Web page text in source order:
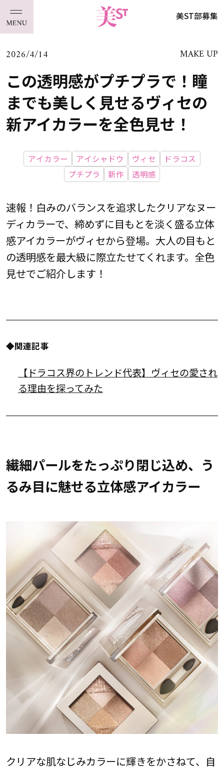
美ST部募集
2026/4/14 MAKE UP
この透明感がプチプラで！瞳
までも美しく見せるヴィセの
新アイカラーを全色見せ！
アイカラー アイシャドウ ヴィセ
ドラコス
プチプラ
新作 透明感
速報！白みのバランスを追求したクリアなヌー
ディカラーで、締めずに目もとを淡く盛る立体
感アイカラーがヴィセから登場。大人の目もと
の透明感を最大級に際立たせてくれます。全色
見せでご紹介します！
◆関連記事
【ドラコス界のトレンド代表】ヴィセの愛され
る理由を探ってみた
繊細パールをたっぷり閉じ込め、う
るみ目に魅せる立体感アイカラー
クリアな肌なじみカラーに輝きをかさねて、自